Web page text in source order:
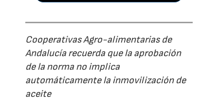
Cooperativas Agro-alimentarias de
Andalucía recuerda que la aprobación
de la norma no implica
automáticamente la inmovilización de
aceite